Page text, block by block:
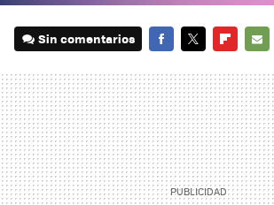
Sin comentarios
MAIL